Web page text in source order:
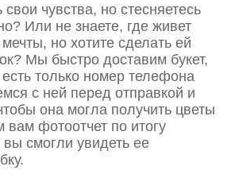
чувства, но стесняетесь
Или не знаете, где живет
но хотите сделать ей
Мы быстро доставим букет,
только номер телефона
с ней перед отправкой и
она могла получить цветы
фотоотчет по итогу
смогли увидеть ее